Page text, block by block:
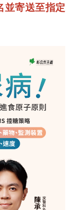
並寄送至指定